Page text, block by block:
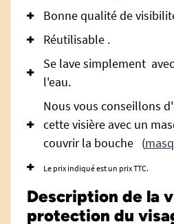
Bonne qualité de
Réutilisable .
Se lave simplement
l'eau.
Nous vous conseillons
cette visière avec un
couvrir la bouche (
Le prix indiqué est un prix TTC.
Description de la
protection du